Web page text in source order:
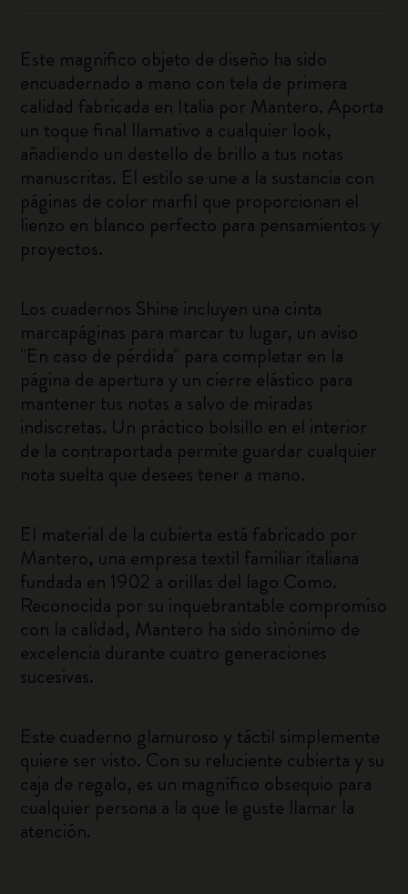
Este magnifico objeto de diseño ha sido
encuadernado a mano con tela de primera
calidad fabricada en Italia por Mantero. Aporta
un toque final llamativo a cualquier look,
añadiendo un destello de brillo a tus notas
manuscritas. El estilo se une a la sustancia con
páginas de color marfil que proporcionan el
lienzo en blanco perfecto para pensamientos y
proyectos.
Los cuadernos Shine incluyen una cinta
marcapáginas para marcar tu lugar, un aviso
"En caso de pérdida" para completar en la
página de apertura y un cierre elástico para
mantener tus notas a salvo de miradas
indiscretas. Un práctico bolsillo en el interior
de la contraportada permite guardar cualquier
nota suelta que desees tener a mano.
El material de la cubierta está fabricado por
Mantero, una empresa textil familiar italiana
fundada en 1902 a orillas del lago Como.
Reconocida por su inquebrantable compromiso
con la calidad, Mantero ha sido sinónimo de
excelencia durante cuatro generaciones
sucesivas.
Este cuaderno glamuroso y táctil simplemente
quiere ser visto. Con su reluciente cubierta y su
caja de regalo, es un magnífico obsequio para
cualquier persona a la que le guste llamar la
atención.